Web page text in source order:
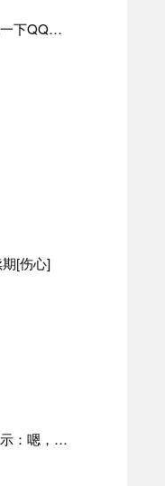
可以的，已经重置密码，可以加我一下QQ，留言后我就发密码给你。
[伤心]
站长，许久没有登陆面板，登录提示：嗯，登录详细信息似乎不正确。请重试。 网站还可以正常使用。如果是密码问题请帮忙重置一下密码。谢谢。订单号：97790，账号：aa20210950。 站长，提交了工单，你回复续期成功，不过我的问题是面部登陆信息有问题，一直是初始密码，现在无法登陆，有时间麻烦排查一下。